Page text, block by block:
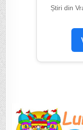
Știri din